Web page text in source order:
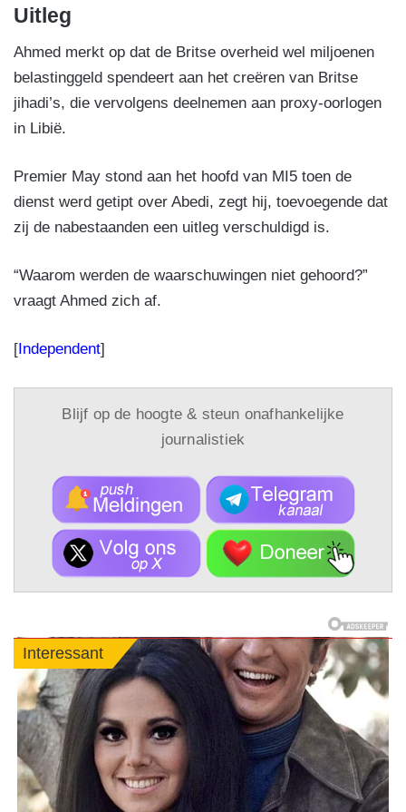
Uitleg
Ahmed merkt op dat de Britse overheid wel miljoenen
belastinggeld spendeert aan het creëren van Britse
jihadi’s, die vervolgens deelnemen aan proxy-oorlogen
in Libië.
Premier May stond aan het hoofd van MI5 toen de
dienst werd getipt over Abedi, zegt hij, toevoegende dat
zij de nabestaanden een uitleg verschuldigd is.
“Waarom werden de waarschuwingen niet gehoord?”
vraagt Ahmed zich af.
[ Independent]
Blijf op de hoogte & steun onafhankelijke
journalistiek
Interessant